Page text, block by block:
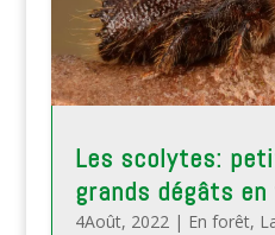
Les scolytes:
grands dégâts
4Août, 2022| En forêt,